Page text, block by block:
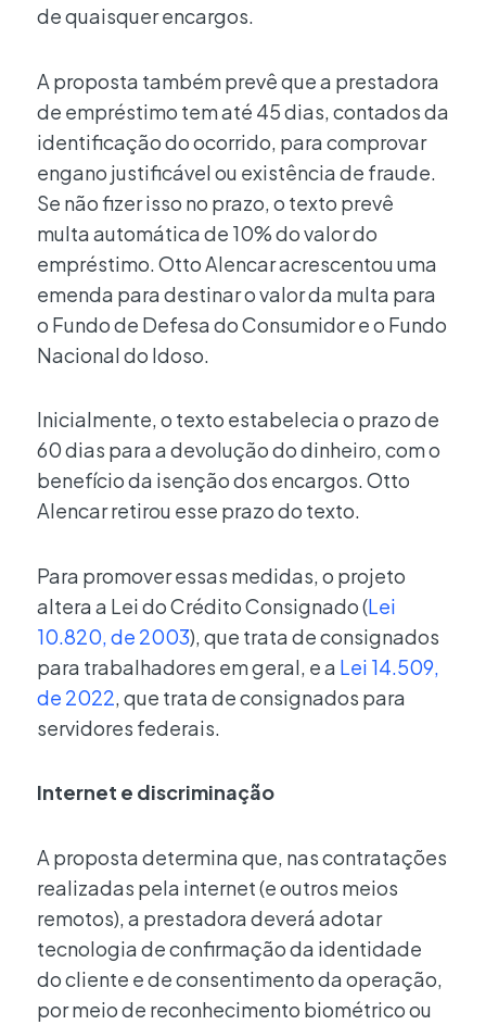
de quaisquer encargos.
A proposta também prevê que a prestadora
de empréstimo tem até 45 dias, contados da
identificação do ocorrido, para comprovar
engano justificável ou existência de fraude.
Se não fizer isso no prazo, o texto prevê
multa automática de 10% do valor do
empréstimo. Otto Alencar acrescentou uma
emenda para destinar o valor da multa para
o Fundo de Defesa do Consumidor e o Fundo
Nacional do Idoso.
Inicialmente, o texto estabelecia o prazo de
60 dias para a devolução do dinheiro, com o
benefício da isenção dos encargos. Otto
Alencar retirou esse prazo do texto.
Para promover essas medidas, o projeto
altera a Lei do Crédito Consignado (Lei
10.820, de 2003), que trata de consignados
para trabalhadores em geral, e a Lei 14.509,
de 2022, que trata de consignados para
servidores federais.
Internet e discriminação
A proposta determina que, nas contratações
realizadas pela internet (e outros meios
remotos), a prestadora deverá adotar
tecnologia de confirmação da identidade
do cliente e de consentimento da operação,
por meio de reconhecimento biométrico ou